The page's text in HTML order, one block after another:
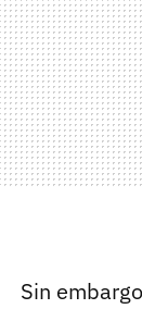
Sin